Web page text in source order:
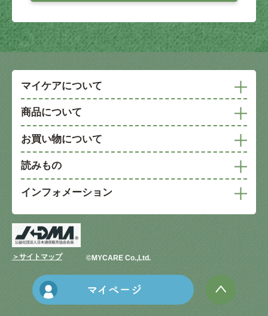
マイケアについて
商品について
お買い物について
読みもの
インフォメーション
＞サイトマップ ©︎MYCARE Co.,Ltd.